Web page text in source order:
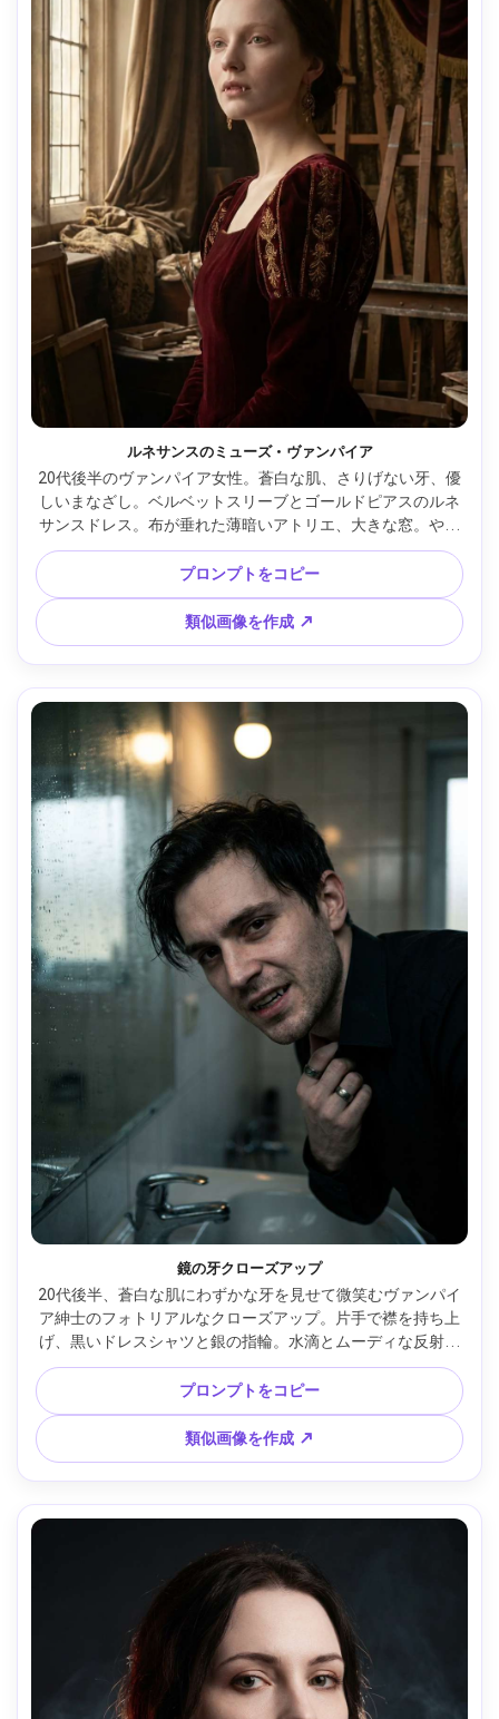
ルネサンスのミューズ・ヴァンパイア
20代後半のヴァンパイア女性。蒼白な肌、さりげない牙、優
しいまなざし。ベルベットスリーブとゴールドピアスのルネ
サンスドレス。布が垂れた薄暗いアトリエ、大きな窓。やわ
らかな窓からの光とソフトな影。Sony A7R V、85mm
f/1.4、ウエストアップ、絵画のような構図だがフォトリアル
な細部、静かで幽玄なムード。リアルな毛穴、高解像度、シ
ャープ、映画的暖色グレード --ar 4:5
プロンプトをコピー
類似画像を作成 ↗
鏡の牙クローズアップ
20代後半、蒼白な肌にわずかな牙を見せて微笑むヴァンパイ
ア紳士のフォトリアルなクローズアップ。片手で襟を持ち上
げ、黒いドレスシャツと銀の指輪。水滴とムーディな反射の
バスルームミラー。1灯オーバーヘッド実用照明と側面のソ
フトな補助光。Canon R5、100mm f/2.8、極端なクローズア
ップ、目線の高さ、親密で緊張感のあるムード。リアルな肌
質、マイクロディテール、高解像度、目にシャープ、映画的
コントラストグレード --ar 4:5
プロンプトをコピー
類似画像を作成 ↗